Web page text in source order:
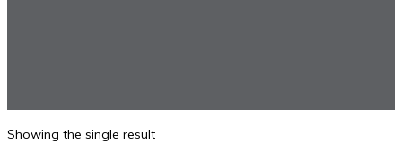
Showing the single result